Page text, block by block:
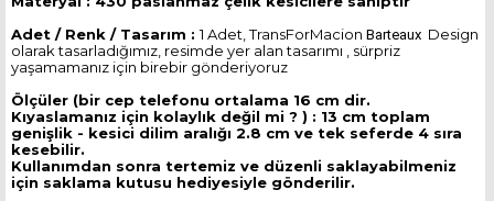
Adet / Renk / Tasarım :1 Adet, TransForMacion Barteaux Design
olarak tasarladığımız, resimde yer alan tasarımı , sürpriz
yaşamamanız için birebir gönderiyoruz
Ölçüler (bir cep telefonu ortalama 16 cm dir.
Kıyaslamanız için kolaylık değil mi ? ) : 13 cm toplam
genişlik - kesici dilim aralığı 2.8 cm ve tek seferde 4 sıra
kesebilir.
Kullanımdan sonra tertemiz ve düzenli saklayabilmeniz
için saklama kutusu hediyesiyle gönderilir.